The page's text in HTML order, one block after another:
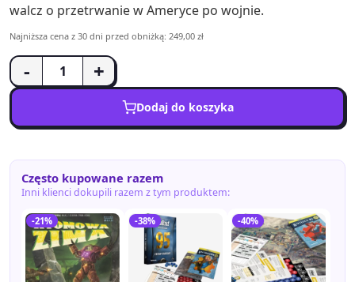
walcz o przetrwanie w Ameryce po wojnie.
Najniższa cena z 30 dni przed obniżką: 249,00 zł
- +
Dodaj do koszyka
Często kupowane razem
Inni klienci dokupili razem z tym produktem:
-21% -38% -40%